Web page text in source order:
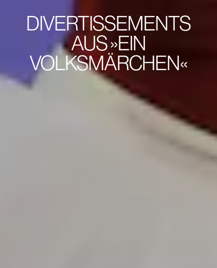
DIVERTISSEMENTS
AUS »EIN
VOLKSMÄRCHEN«